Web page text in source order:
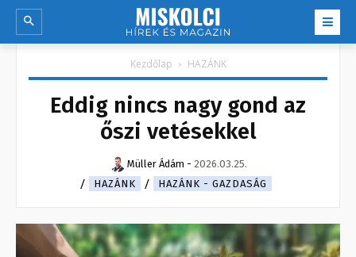
Kezdőlap HAZÁNK
Eddig nincs nagy gond az
őszi vetésekkel
Müller Ádám - 2026.03.25.
HAZÁNK
HAZÁNK - GAZDASÁG